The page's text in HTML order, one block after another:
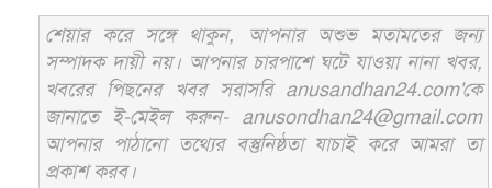
শেয়ার করে সঙ্গে থাকুন, আপনার অশুভ মতামতের জন্য
সম্পাদক দায়ী নয়। আপনার চারপাশে ঘটে যাওয়া নানা খবর,
খবরের পিছনের খবর সরাসরি anusandhan24.com'কে
জানাতে ই-মেইল করুন- anusondhan24@gmail.com
আপনার পাঠানো তথ্যের বস্তুনিষ্ঠতা যাচাই করে আমরা তা
প্রকাশ করব।